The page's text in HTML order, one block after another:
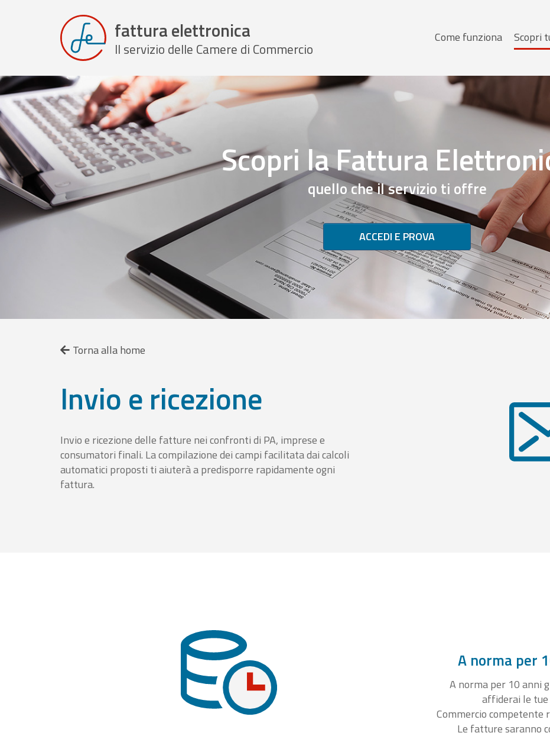
fattura elettronica
Il servizio delle Camere di Commercio Menu
principale
Come funziona Scopri
Scopri la Fattura
quello che il servizio ti offre
ACCEDI E PROVA
Torna alla home
Invio e ricezione
Invio e ricezione delle fatture nei confronti di PA, imprese e
consumatori finali. La compilazione dei campi facilitata dai calcoli
automatici proposti ti aiuterà a predisporre rapidamente ogni
fattura.
A norma per
A norma per 10 anni
affiderai le
Commercio competente
Le fatture saranno